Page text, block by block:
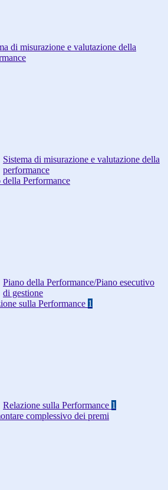
di misurazione e valutazione della
Sistema di misurazione e valutazione della
performance
della Performance
Piano della Performance/Piano esecutivo
di gestione
sulla Performance 1
Relazione sulla Performance 1
complessivo dei premi